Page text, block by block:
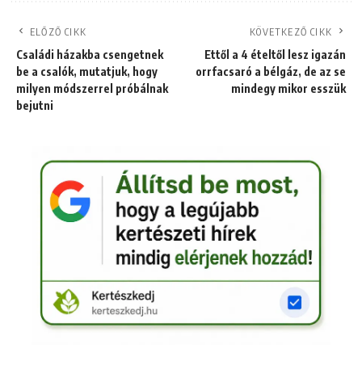
ELŐZŐ CIKK
Családi házakba csengetnek
be a csalók, mutatjuk, hogy
milyen módszerrel próbálnak
bejutni
KÖVETKEZŐ CIKK
Ettől a 4 ételtől lesz igazán
orrfacsaró a bélgáz, de az se
mindegy mikor esszük